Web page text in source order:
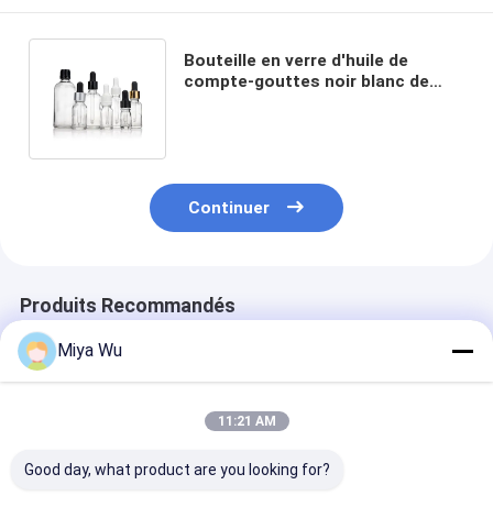
Bouteille en verre d'huile de
compte-gouttes noir blanc de
Continuer
Produits Recommandés
Miya Wu
11:21 AM
Good day, what product are you looking for?